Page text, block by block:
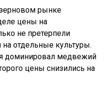
рынке
цены на
не претерпели
отдельные культуры.
доминировал медвежий
цены снизились на